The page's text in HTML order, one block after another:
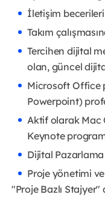
İletişim
Takım
Tercihen dijital
olan, güncel
Microsoft Office
Powerpoint)
Aktif olarak Mac
Keynote
Dijital
Proje yönetimi
"Proje Bazlı Stajyer"